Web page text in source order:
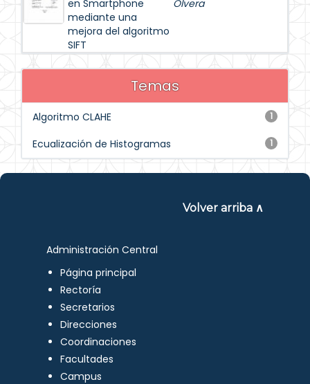
en Smartphone
mediante una
mejora del algoritmo
SIFT
Olvera
Temas
1
Algoritmo CLAHE
1
Ecualización de Histogramas
Volver arriba ∧
Administración Central
Página principal
Rectoría
Secretarios
Direcciones
Coordinaciones
Facultades
Campus